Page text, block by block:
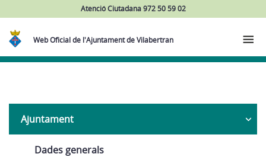
Atenció Ciutadana 972 50 59 02
Web Oficial de l'Ajuntament de Vilabertran
Navega
Ajuntament
Dades generals